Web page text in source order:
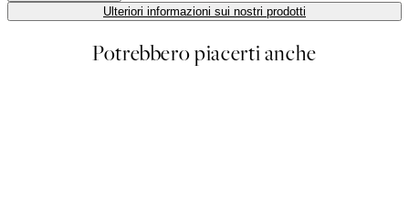
Ulteriori informazioni sui nostri prodotti
Potrebbero piacerti anche